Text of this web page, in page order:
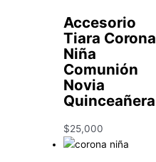
Accesorio
Tiara Corona
Niña
Comunión
Novia
Quinceañera
$25,000